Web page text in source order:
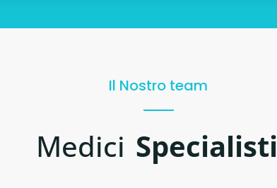
Il Nostro team
Medici Specialisti